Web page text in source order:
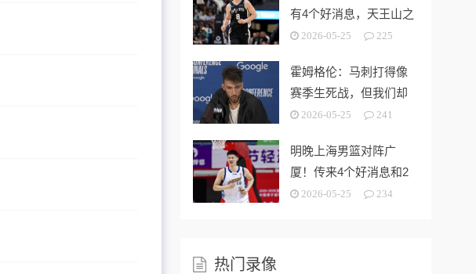
有4个好消息，天王山之
战奥利尼克要来了
2026-05-25 225
霍姆格伦：马刺打得像
赛季生死战，但我们却
没找到赢球的办法
2026-05-25 241
明晚上海男篮对阵广
厦！传来4个好消息和2
个坏消息，能拿下开门
2026-05-25 234
热门录像